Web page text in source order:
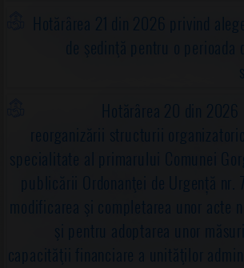
Hotărârea 21 din 2026 privind
de şedinţă pentru o
Hotărârea 20 din
reorganizării structurii
specialitate al primarului Comunei
publicării Ordonanţei de Urgență
modificarea şi completarea unor acte
şi pentru adoptarea unor
capacităţii financiare a unităţilor